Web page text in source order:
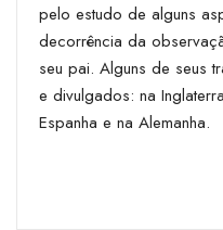
pelo estudo de alguns
decorrência da
seu pai. Alguns de seus
e divulgados: na
Espanha e na Alemanha.